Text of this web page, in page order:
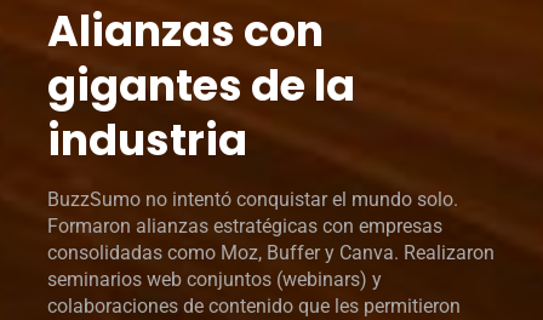
Alianzas con
gigantes de la
industria
BuzzSumo no intentó conquistar el mundo solo.
Formaron alianzas estratégicas con empresas
consolidadas como Moz, Buffer y Canva. Realizaron
seminarios web conjuntos (webinars) y
colaboraciones de contenido que les permitieron